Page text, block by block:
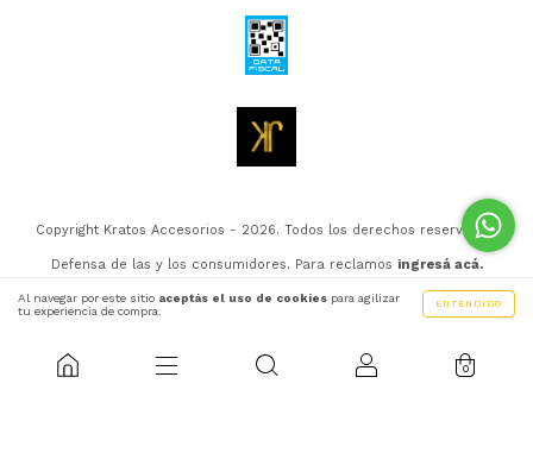
Al navegar por este sitio aceptás el uso de cookies para agilizar
tu experiencia de compra.
ENTENDIDO
0
Copyright Kratos Accesorios - 2026. Todos los derechos reservados.
Defensa de las y los consumidores. Para reclamos ingresá acá.